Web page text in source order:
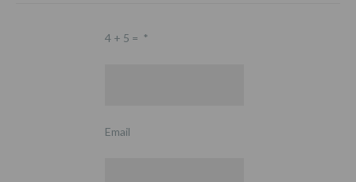
4 + 5 = *
Email